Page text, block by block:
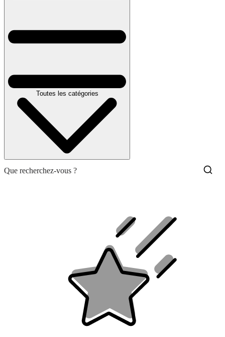
Toutes les catégories